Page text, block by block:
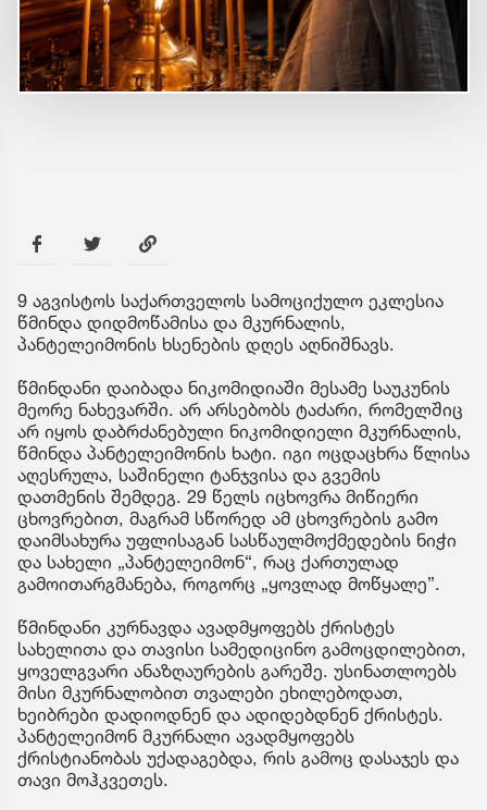
9 აგვისტოს საქართველოს სამოციქულო ეკლესია
წმინდა დიდმოწამისა და მკურნალის,
პანტელეიმონის ხსენების დღეს აღნიშნავს.
წმინდანი დაიბადა ნიკომიდიაში მესამე საუკუნის
მეორე ნახევარში. არ არსებობს ტაძარი, რომელშიც
არ იყოს დაბრძანებული ნიკომიდიელი მკურნალის,
წმინდა პანტელეიმონის ხატი. იგი ოცდაცხრა წლისა
აღესრულა, საშინელი ტანჯვისა და გვემის
დათმენის შემდეგ. 29 წელს იცხოვრა მიწიერი
ცხოვრებით, მაგრამ სწორედ ამ ცხოვრების გამო
დაიმსახურა უფლისაგან სასწაულმოქმედების ნიჭი
და სახელი „პანტელეიმონ“, რაც ქართულად
გამოითარგმანება, როგორც „ყოვლად მოწყალე”.
წმინდანი კურნავდა ავადმყოფებს ქრისტეს
სახელითა და თავისი სამედიცინო გამოცდილებით,
ყოველგვარი ანაზღაურების გარეშე. უსინათლოებს
მისი მკურნალობით თვალები ეხილებოდათ,
ხეიბრები დადიოდნენ და ადიდებდნენ ქრისტეს.
პანტელეიმონ მკურნალი ავადმყოფებს
ქრისტიანობას უქადაგებდა, რის გამოც დასაჯეს და
თავი მოჰკვეთეს.